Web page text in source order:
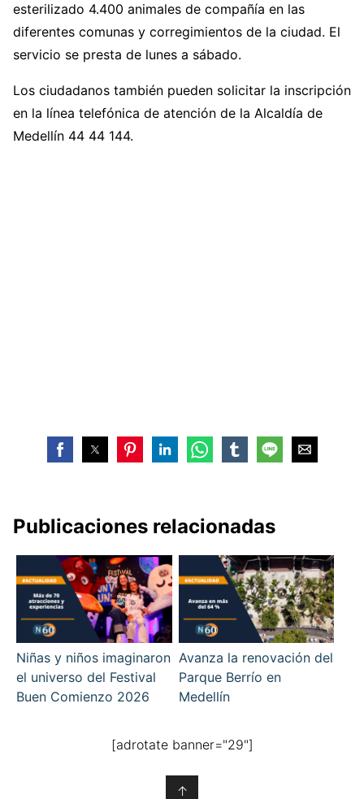
esterilizado 4.400 animales de compañía en las
diferentes comunas y corregimientos de la ciudad. El
servicio se presta de lunes a sábado.
Los ciudadanos también pueden solicitar la inscripción
en la línea telefónica de atención de la Alcaldía de
Medellín 44 44 144.
Publicaciones relacionadas
Niñas y niños imaginaron
el universo del Festival
Buen Comienzo 2026
Avanza la renovación del
Parque Berrío en
Medellín
[adrotate banner="29"]
↑